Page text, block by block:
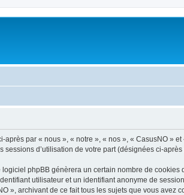
par « nous », « notre », « nos », « CasusNO »
d’utilisation de votre part (désignées ci-après
phpBB génèrera un certain nombre de cookies
utilisateur et un identifiant anonyme de
archivant de ce fait tous les sujets que vous avez